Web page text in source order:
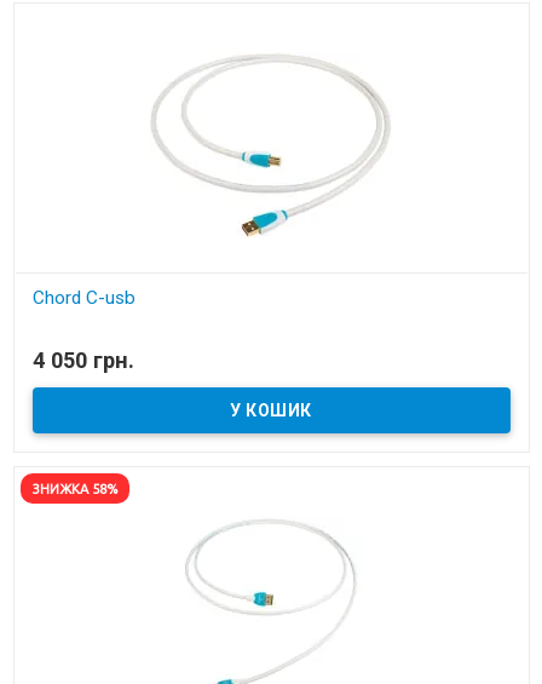
Chord C-usb
4 050 грн.
ЗНИЖКА 58%